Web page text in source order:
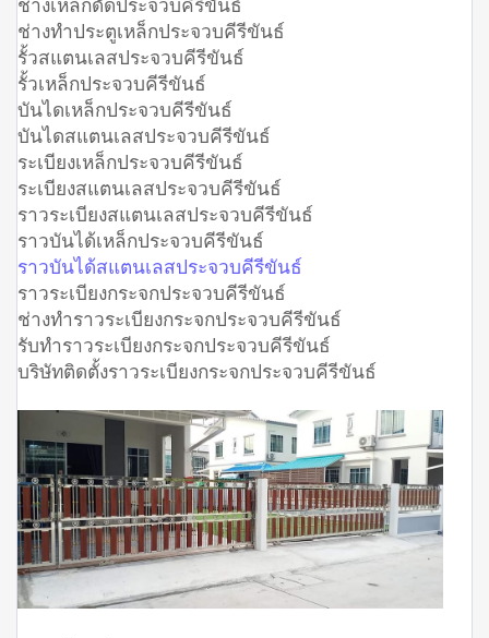
ช่างทำประตูเหล็กประจวบคีรีขันธ์
รั้วสแตนเลสประจวบคีรีขันธ์
รั้วเหล็กประจวบคีรีขันธ์
บันไดเหล็กประจวบคีรีขันธ์
บันไดสแตนเลสประจวบคีรีขันธ์
ระเบียงเหล็กประจวบคีรีขันธ์
ระเบียงสแตนเลสประจวบคีรีขันธ์
ราวระเบียงสแตนเลสประจวบคีรีขันธ์
ราวบันได้เหล็กประจวบคีรีขันธ์
ราวบันได้สแตนเลสประจวบคีรีขันธ์
ราวระเบียงกระจกประจวบคีรีขันธ์
ช่างทำราวระเบียงกระจกประจวบคีรีขันธ์
รับทำราวระเบียงกระจกประจวบคีรีขันธ์
บริษัทติดตั้งราวระเบียงกระจกประจวบคีรีขันธ์